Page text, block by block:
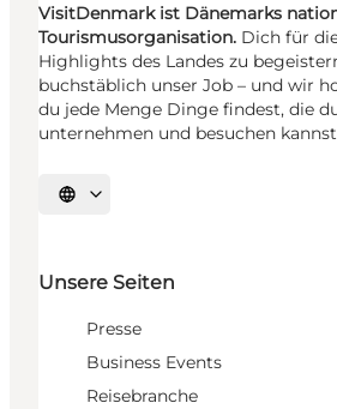
VisitDenmark ist Dänemarks
Tourismusorganisation. Dich für
Highlights des Landes zu
buchstäblich unser Job – und wir
du jede Menge Dinge findest, die
unternehmen und besuchen
Sprache auswählen
Unsere Seiten
Presse
Business Events
Reisebranche